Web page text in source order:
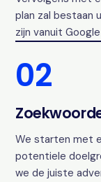
plan zal bestaan
zijn vanuit
02
We starten met
potentiele
we de juiste